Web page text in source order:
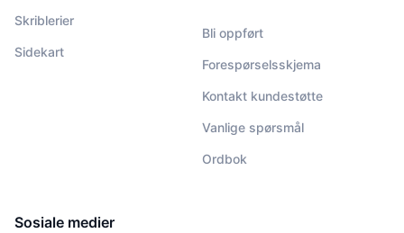
Skriblerier
Sidekart
Bli oppført
Forespørselsskjema
Kontakt kundestøtte
Vanlige spørsmål
Ordbok
Sosiale medier